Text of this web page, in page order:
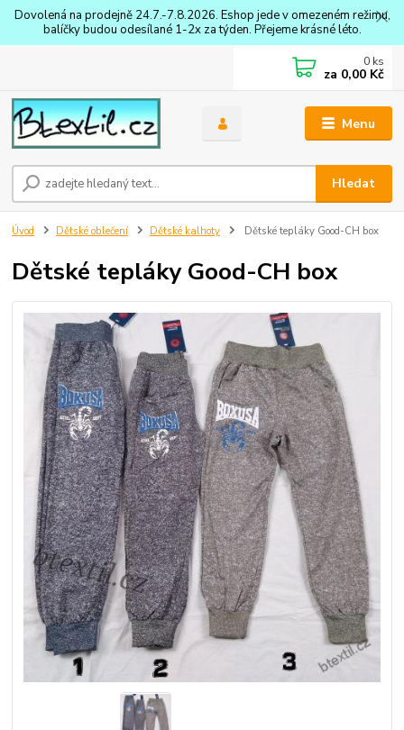
Dovolená na prodejně 24.7.-7.8.2026. Eshop jede v omezeném režimu,
balíčky budou odesílané 1-2x za týden. Přejeme krásné léto.
Menu
Hledat
0 ks
za 0,00 Kč
Úvod Dětské oblečení Dětské kalhoty Dětské tepláky Good-CH box
Dětské tepláky Good-CH box